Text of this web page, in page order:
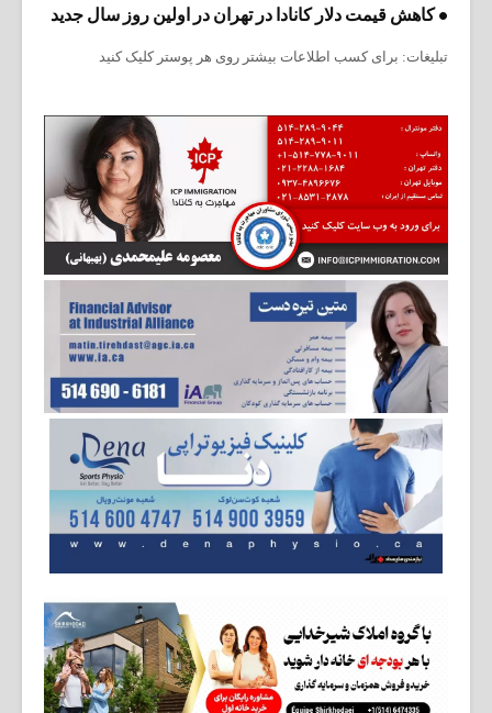
• کاهش قیمت دلار کانادا در تهران در اولین روز سال جدید
تبلیغات: برای کسب اطلاعات بیشتر روی هر پوستر کلیک کنید